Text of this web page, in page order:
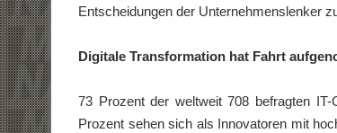
Entscheidungen der Unternehmenslenker
Digitale Transformation hat Fahrt
73 Prozent der weltweit 708 befragten
Prozent sehen sich als Innovatoren mit